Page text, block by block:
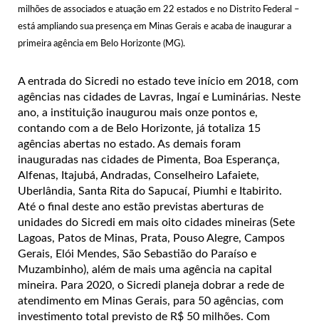
milhões de associados e atuação em 22 estados e no Distrito Federal –
está ampliando sua presença em Minas Gerais e acaba de inaugurar a
primeira agência em Belo Horizonte (MG).
A entrada do Sicredi no estado teve início em 2018, com
agências nas cidades de Lavras, Ingaí e Luminárias. Neste
ano, a instituição inaugurou mais onze pontos e,
contando com a de Belo Horizonte, já totaliza 15
agências abertas no estado. As demais foram
inauguradas nas cidades de Pimenta, Boa Esperança,
Alfenas, Itajubá, Andradas, Conselheiro Lafaiete,
Uberlândia, Santa Rita do Sapucaí, Piumhi e Itabirito.
Até o final deste ano estão previstas aberturas de
unidades do Sicredi em mais oito cidades mineiras (Sete
Lagoas, Patos de Minas, Prata, Pouso Alegre, Campos
Gerais, Elói Mendes, São Sebastião do Paraíso e
Muzambinho), além de mais uma agência na capital
mineira. Para 2020, o Sicredi planeja dobrar a rede de
atendimento em Minas Gerais, para 50 agências, com
investimento total previsto de R$ 50 milhões. Com